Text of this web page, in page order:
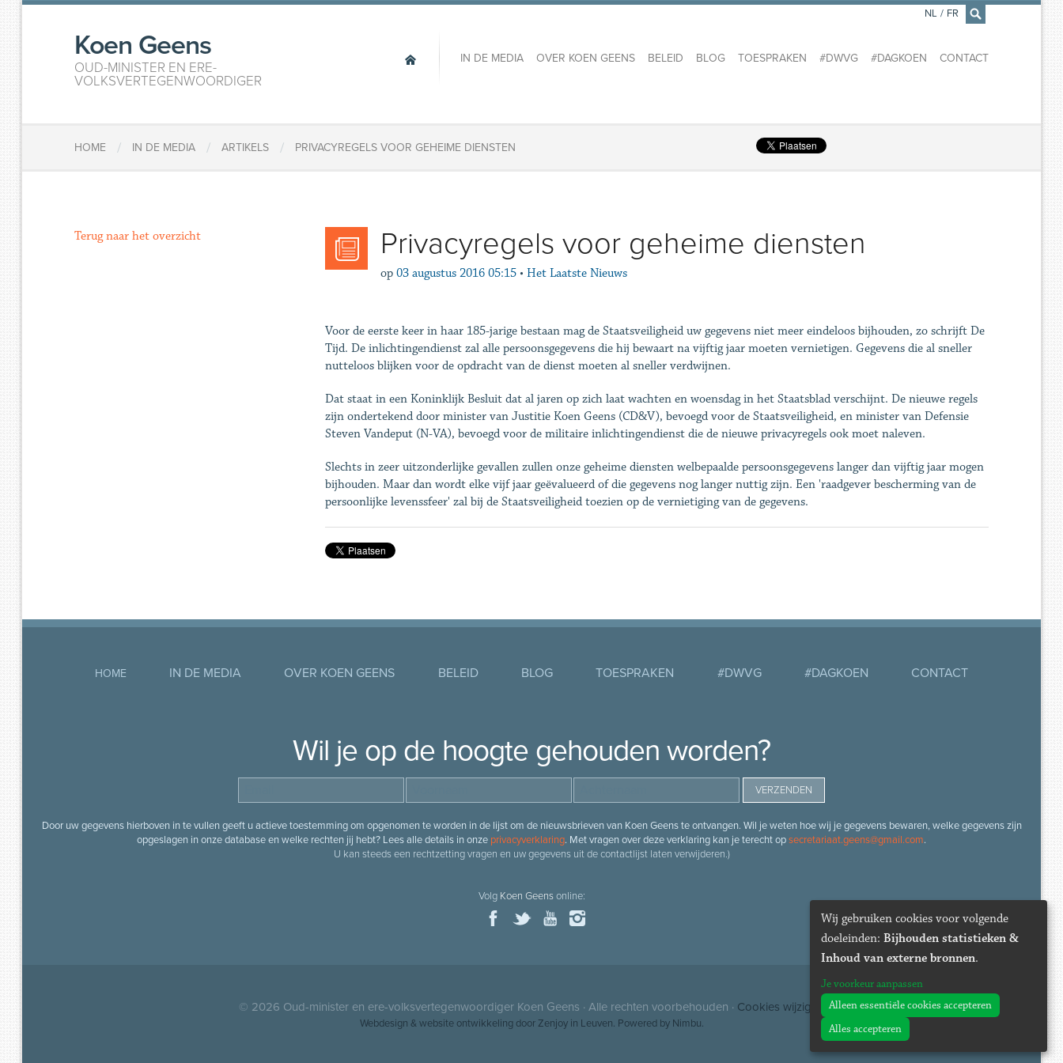
×
Koen Geens
OUD-MINISTER EN ERE-
VOLKSVERTEGENWOORDIGER
IN DE MEDIA OVER KOEN GEENS BELEID BLOG TOESPRAKEN #DWVG #DAGKOEN CONTACT
NL / FR
HOME / IN DE MEDIA / ARTIKELS / PRIVACYREGELS VOOR GEHEIME DIENSTEN
Privacyregels voor geheime diensten
op 03 augustus 2016 05:15 • Het Laatste Nieuws
Voor de eerste keer in haar 185-jarige bestaan mag de Staatsveiligheid uw gegevens niet meer eindeloos bijhouden, zo schrijft De
Tijd. De inlichtingendienst zal alle persoonsgegevens die hij bewaart na vijftig jaar moeten vernietigen. Gegevens die al sneller
nutteloos blijken voor de opdracht van de dienst moeten al sneller verdwijnen.
Dat staat in een Koninklijk Besluit dat al jaren op zich laat wachten en woensdag in het Staatsblad verschijnt. De nieuwe regels
zijn ondertekend door minister van Justitie Koen Geens (CD&V), bevoegd voor de Staatsveiligheid, en minister van Defensie
Steven Vandeput (N-VA), bevoegd voor de militaire inlichtingendienst die de nieuwe privacyregels ook moet naleven.
Slechts in zeer uitzonderlijke gevallen zullen onze geheime diensten welbepaalde persoonsgegevens langer dan vijftig jaar mogen
bijhouden. Maar dan wordt elke vijf jaar geëvalueerd of die gegevens nog langer nuttig zijn. Een 'raadgever bescherming van de
persoonlijke levenssfeer' zal bij de Staatsveiligheid toezien op de vernietiging van de gegevens.
Terug naar het overzicht
HOME IN DE MEDIA OVER KOEN GEENS BELEID BLOG TOESPRAKEN #DWVG #DAGKOEN CONTACT
Wil je op de hoogte gehouden worden?
Door uw gegevens hierboven in te vullen geeft u actieve toestemming om opgenomen te worden in de lijst om de nieuwsbrieven van Koen Geens te ontvangen. Wil je weten hoe wij je gegevens bewaren, welke gegevens zijn
opgeslagen in onze database en welke rechten jij hebt? Lees alle details in onze privacyverklaring. Met vragen over deze verklaring kan je terecht opsecretariaat.geens@gmail.com.
U kan steeds een rechtzetting vragen en uw gegevens uit de contactlijst laten verwijderen.)
Volg Koen Geensonline:
© 2026 Oud-minister en ere-volksvertegenwoordiger Koen Geens · Alle rechten voorbehouden · Cookies wijzigen
Webdesign &website ontwikkelingdoor Zenjoy in Leuven. Powered by Nimbu.
Wij gebruiken cookies voor volgende
doeleinden: Bijhouden statistieken &
Inhoud van externe bronnen.
Je voorkeur aanpassen
Alleen essentiële cookies accepteren
Alles accepteren